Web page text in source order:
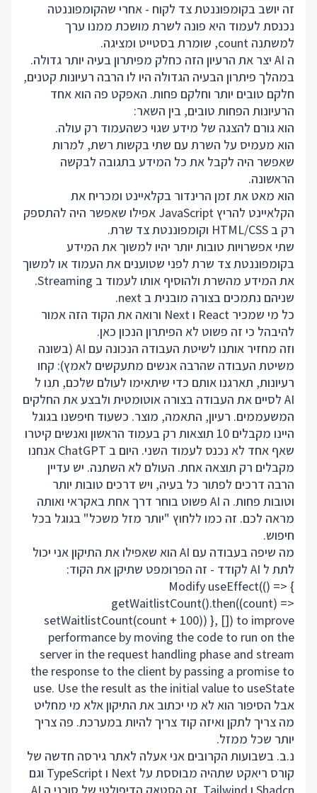
זה יושב בקומפוננטת צד לקוח - אחרי שהקומפוננטה
נכנסת לעמוד היא פונה לשרת מושכת ממנו ערך
למשתנה count, שומרת בסטייט ומציגה.
ה AI יצר את הרעיון הזה כחלק מפיתרון בעיה יותר גדולה.
במהלך פיתרון הבעיה הגדולה היו לו הרבה רעיונות קטנים,
חלקם טובים יותר וחלקם פחות. האפקט פה הוא אחד
הרעיונות הפחות טובים, בין השאר:
הוא גורם להצגה של מידע שגוי כשהעמוד רק עולה.
הוא מעמיס על השרת עם שתי בקשות רשת, למרות
שאפשר היה לקבל את כל המידע בתגובה לבקשה
הראשונה.
הוא מאט את זמן הרינדור בקלאיינט ומכריח את
הקלאיינט להריץ JavaScript אפילו שאפשר היה להתספק
רק ב HTML/CSS וקומפוננטת צד שרת.
שתי אפשרויות טובות יותר יהיו למשוך את המידע
בקומפוננטת צד שרת לפני שטוענים את העמוד או למשוך
את המידע מהשרת ולהוסיף אותו לעמוד ב Streaming.
שניהם נתמכים בצורה מובנית ב next.
כל מי שמכיר React ו Next ורואה את הקוד הזה אמור
להיבהל כי זה פשוט לא הפיתרון הנכון כאן.
וזה מחזיר אותנו לשיטת העבודה הנכונה עם AI (בשונה
משיטת העבודה שהרבה אנשים מתעקשים לאמץ): קחו
רעיונות, תארגנו אותם כדי שיתאימו לעולם שלכם, תנו ל
AI לסיים את העבודה בצורה אוטומטית ולבצע את החלקים
המשעממים. רעיון, התאמה, מוצר. כשעוד חיפשנו בגוגל
היינו מקבלים 10 תוצאות רק בעמוד הראשון ואנשים קיטרו
שאף אחד לא נכנס לעמוד השני. היום ב ChatGPT אנחנו
מקבלים רק תוצאה אחת. העולם לא השתנה. יש עדיין
הרבה דרכים לפתור כל בעיה, ויש דרכים טובות יותר
וטובות פחות. ה AI פשוט בוחר דרך אחת באקראי ואותה
מראה לכם. זה כמו ללחוץ "יותר מזל משכל" בגוגל בכל
חיפוש.
מה שיפה בעבודה עם AI הוא שאפילו את התיקון אני יכול
לתת ל AI לקודד - זה הפרומפט שתיקן את הקוד:
Modify useEffect(() => {
getWaitlistCount().then((count) =>
setWaitlistCount(count + 100)) }, []) to improve
performance by moving the code to run on the
server in the request handling phase and stream
the response to the client by passing a promise to
use. Use the result as the initial value to useState
אבל הסיפור הוא לא מי יכתוב את התיקון אלא מי מחליט
מה צריך לתקן ואיזה קוד צריך להיות במערכת. פה צריך
יותר שכל ממזל.
נ.ב. בשבועות הקרובים אני אעלה לאתר גירסה חדשה של
קורס ריאקט שתהיה מבוססת על Next ו TypeScript וגם